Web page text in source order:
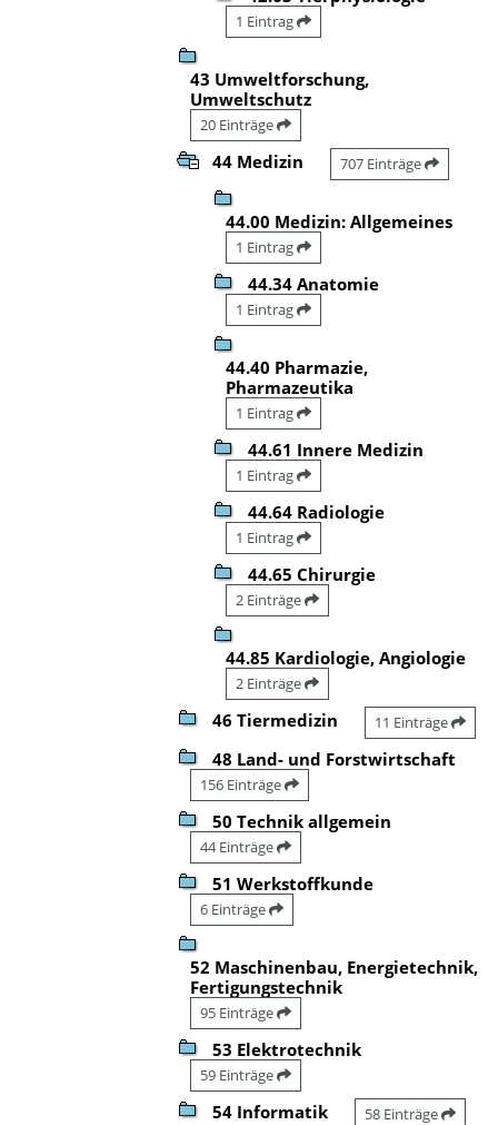
1 Eintrag
43 Umweltforschung,
Umweltschutz
20 Einträge
44 Medizin 707 Einträge
44.00 Medizin: Allgemeines
1 Eintrag
44.34 Anatomie
1 Eintrag
44.40 Pharmazie,
Pharmazeutika
1 Eintrag
44.61 Innere Medizin
1 Eintrag
44.64 Radiologie
1 Eintrag
44.65 Chirurgie
2 Einträge
44.85 Kardiologie, Angiologie
2 Einträge
46 Tiermedizin 11 Einträge
48 Land- und Forstwirtschaft
156 Einträge
50 Technik allgemein
44 Einträge
51 Werkstoffkunde
6 Einträge
52 Maschinenbau, Energietechnik,
Fertigungstechnik
95 Einträge
53 Elektrotechnik
59 Einträge
54 Informatik 58 Einträge